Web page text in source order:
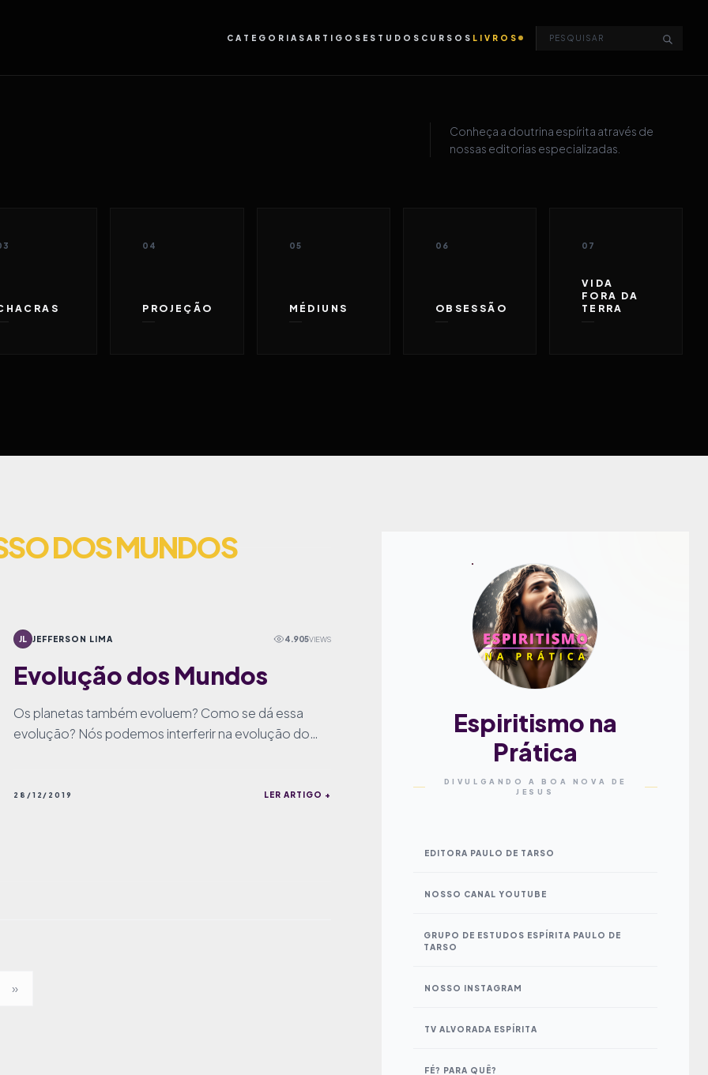
CATEGORIAS ARTIGOS ESTUDOS CURSOS LIVROS
Conheça a doutrina espírita através de
nossas editorias especializadas.
04
PROJEÇÃO
05
MÉDIUNS
06
OBSESSÃO
07
VIDA
FORA DA
TERRA
DOS MUNDOS
JL JEFFERSON LIMA 4.905VIEWS
Evolução dos Mundos
Os planetas também evoluem? Como se dá essa
evolução? Nós podemos interferir na evolução do
28/12/2019 LER ARTIGO +
»
Espiritismo na
Prática
DIVULGANDO A BOA NOVA DE
JESUS
EDITORA PAULO DE TARSO
NOSSO CANAL YOUTUBE
GRUPO DE ESTUDOS ESPÍRITA PAULO DE
TARSO
NOSSO INSTAGRAM
TV ALVORADA ESPÍRITA
FÉ? PARA QUÊ?